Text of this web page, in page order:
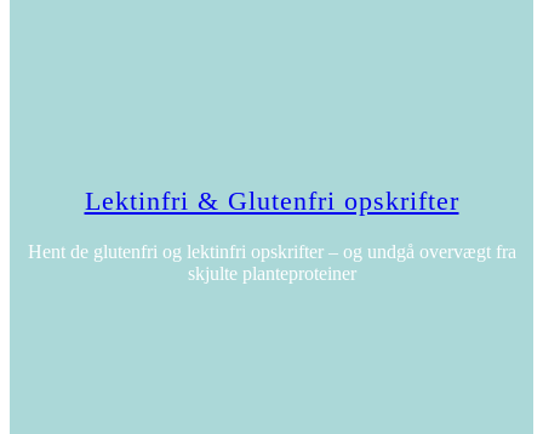
Lektinfri & Glutenfri opskrifter
Hent de glutenfri og lektinfri opskrifter – og undgå overvægt fra
skjulte planteproteiner